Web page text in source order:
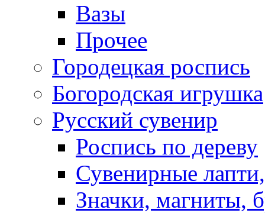
Вазы
Прочее
Городецкая роспись
Богородская игрушка
Русский сувенир
Роспись по дереву
Сувенирные
Значки, магниты,